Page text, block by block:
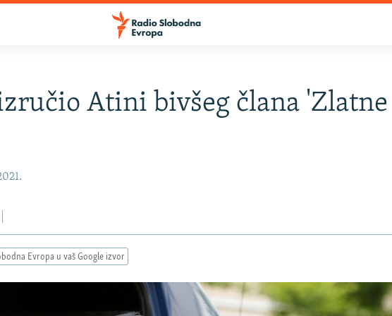
Atini bivšeg člana 'Zlatne
Evropa u vaš Google izvor